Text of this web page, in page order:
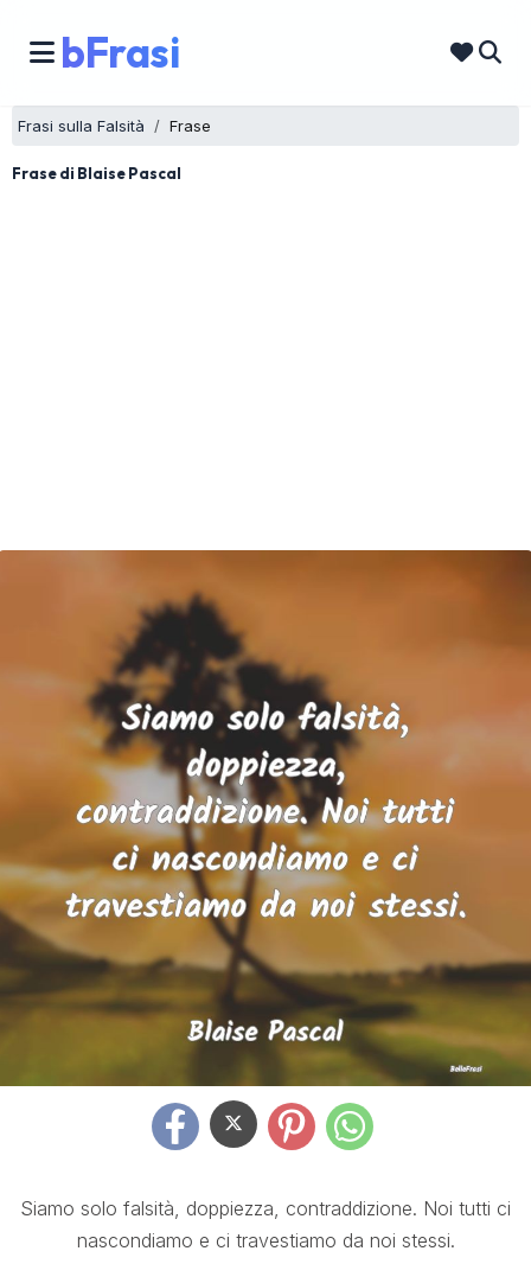
bFrasi
Frasi sulla Falsità Frase
Frase di Blaise Pascal
Siamo solo falsità, doppiezza, contraddizione. Noi tutti ci
nascondiamo e ci travestiamo da noi stessi.